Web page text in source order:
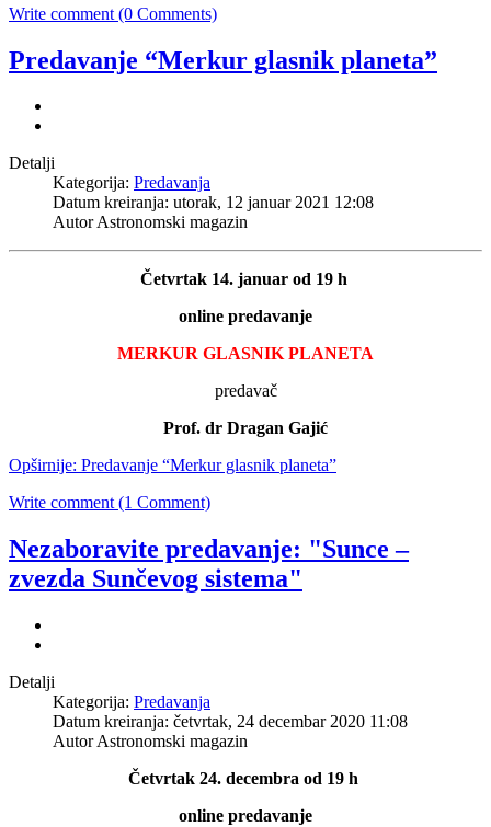
Write comment (0 Comments)
Predavanje “Merkur glasnik planeta”
Detalji
Kategorija: Predavanja
Datum kreiranja: utorak, 12 januar 2021 12:08
Autor Astronomski magazin
Četvrtak 14. januar od 19 h
online predavanje
MERKUR GLASNIK PLANETA
predavač
Prof. dr Dragan Gajić
Opširnije: Predavanje “Merkur glasnik planeta”
Write comment (1 Comment)
Nezaboravite predavanje: "Sunce –
zvezda Sunčevog sistema"
Detalji
Kategorija: Predavanja
Datum kreiranja: četvrtak, 24 decembar 2020 11:08
Autor Astronomski magazin
Četvrtak 24. decembra od 19 h
online predavanje